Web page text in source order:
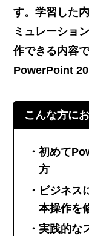
す。学習した
ミュレーショ
作できる内容
PowerPoint
こんな方に
初めて
方
ビジネス
本操作を
実践的な